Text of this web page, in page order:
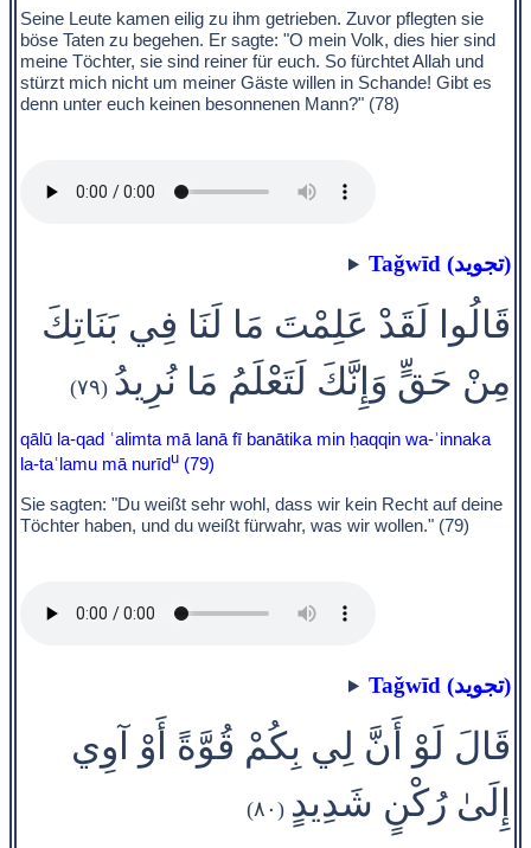
Seine Leute kamen eilig zu ihm getrieben. Zuvor pflegten sie
böse Taten zu begehen. Er sagte: "O mein Volk, dies hier sind
meine Töchter, sie sind reiner für euch. So fürchtet Allah und
stürzt mich nicht um meiner Gäste willen in Schande! Gibt es
denn unter euch keinen besonnenen Mann?" (78)
Taǧwīd (تجويد)
قَالُوا لَقَدْ عَلِمْتَ مَا لَنَا فِي بَنَاتِكَ
مِنْ حَقٍّ وَإِنَّكَ لَتَعْلَمُ مَا نُرِيدُ (٧٩)
qālū la-qad ʿalimta mā lanā fī banātika min ḥaqqin wa-ʾinnaka
la-taʿlamu mā nurīdu (79)
Sie sagten: "Du weißt sehr wohl, dass wir kein Recht auf deine
Töchter haben, und du weißt fürwahr, was wir wollen." (79)
Taǧwīd (تجويد)
قَالَ لَوْ أَنَّ لِي بِكُمْ قُوَّةً أَوْ آوِي
إِلَىٰ رُكْنٍ شَدِيدٍ (٨٠)